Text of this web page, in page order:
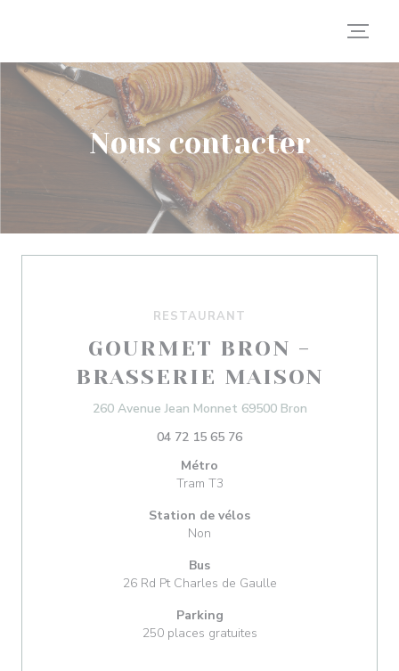
Nous contacter
RESTAURANT
GOURMET BRON -
BRASSERIE MAISON
260 Avenue Jean Monnet 69500 Bron((ouvre une
04 72 15 65 76
Métro
Tram T3
Station de vélos
Non
Bus
26 Rd Pt Charles de Gaulle
Parking
250 places gratuites